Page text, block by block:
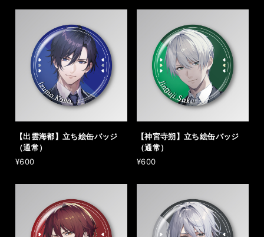
【出雲海都】立ち絵缶バッジ
（通常）
¥600
【神宮寺朔】立ち絵缶バッジ
（通常）
¥600